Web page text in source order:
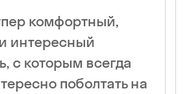
комфортный,
интересный
с которым всегда
поболтать на